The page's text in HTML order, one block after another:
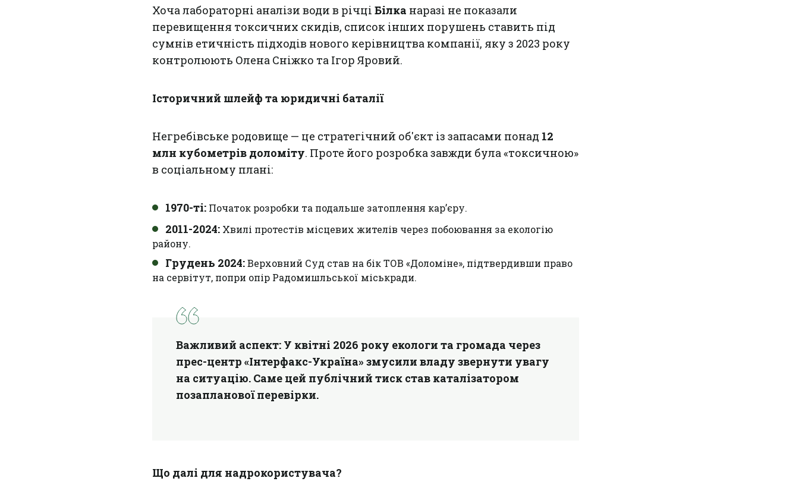
Хоча лабораторні аналізи води в річці Білка наразі не показали
перевищення токсичних скидів, список інших порушень ставить під
сумнів етичність підходів нового керівництва компанії, яку з 2023 року
контролюють Олена Сніжко та Ігор Яровий.
Історичний шлейф та юридичні баталії
Негребівське родовище — це стратегічний об'єкт із запасами понад 12
млн кубометрів доломіту. Проте його розробка завжди була «токсичною»
в соціальному плані:
1970-ті: Початок розробки та подальше затоплення кар’єру.
2011-2024: Хвилі протестів місцевих жителів через побоювання за екологію
району.
Грудень 2024:Верховний Суд став на бік ТОВ «Доломіне», підтвердивши право
на сервітут, попри опір Радомишльської міськради.
Важливий аспект: У квітні 2026 року екологи та громада через
прес-центр «Інтерфакс-Україна» змусили владу звернути увагу
на ситуацію. Саме цей публічний тиск став каталізатором
позапланової перевірки.
Що далі для надрокористувача?